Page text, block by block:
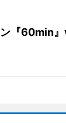
『60min